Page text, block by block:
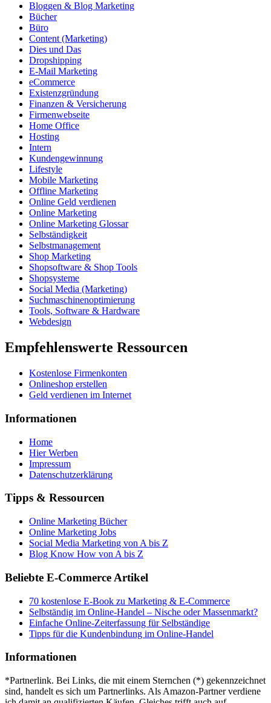
Bloggen & Blog Marketing
Bücher
Büro
Content (Marketing)
Dies und Das
Dropshipping
E-Mail Marketing
eCommerce
Existenzgründung
Finanzen & Versicherung
Firmenwebseite
Home Office
Hosting
Intern
Kundengewinnung
Lifestyle
Mobile Marketing
Offline Marketing
Online Geld verdienen
Online Marketing
Online Marketing Glossar
Selbständigkeit
Selbstmanagement
Shop Marketing
Shopsoftware & Shop Tools
Shopsysteme
Social Media (Marketing)
Suchmaschinenoptimierung
Tools, Software & Hardware
Webdesign
Empfehlenswerte Ressourcen
Kostenlose Firmenkonten
Onlineshop erstellen
Geld verdienen im Internet
Informationen
Home
Hier Werben
Impressum
Datenschutzerklärung
Tipps & Ressourcen
Online Marketing Bücher
Online Marketing Jobs
Social Media Marketing von A bis Z
Blog Know How von A bis Z
Beliebte E-Commerce Artikel
70 kostenlose E-Book zu Marketing & E-Commerce
Selbständig im Online-Handel – Nische oder Massenmarkt?
Einfache Online-Zeiterfassung für Selbständige
Tipps für die Kundenbindung im Online-Handel
Informationen
*Partnerlink. Bei Links, die mit einem Sternchen (*) gekennzeichnet
sind, handelt es sich um Partnerlinks. Als Amazon-Partner verdiene